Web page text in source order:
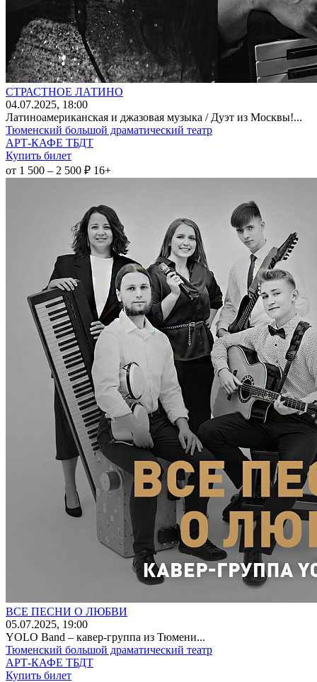
СТРАСТНОЕ ЛАТИНО
04.07.2025, 18:00
Латиноамериканская и джазовая музыка / Дуэт из Москвы!...
Тюменский большой драматический театр
АРТ-КАФЕ ТБДТ
Купить билет
от 1 500 – 2 500 ₽ 16+
ВСЕ ПЕСНИ О ЛЮБВИ
05.07.2025, 19:00
YOLO Band – кавер-группа из Тюмени...
Тюменский большой драматический театр
АРТ-КАФЕ ТБДТ
Купить билет